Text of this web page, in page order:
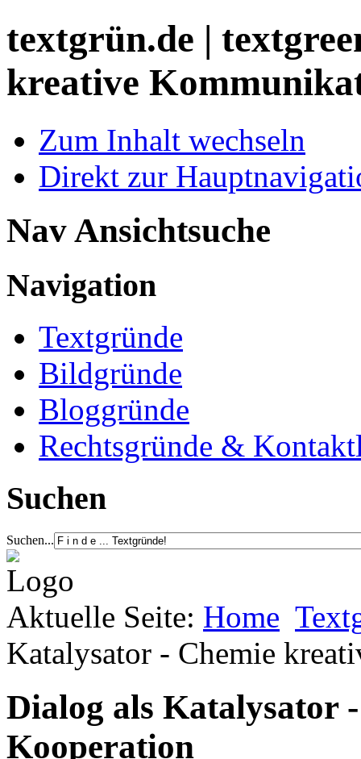
textgrün.de |
kreative
Zum Inhalt wechseln
Direkt zur
Nav Ansichtsuche
Navigation
Textgründe
Bildgründe
Bloggründe
Rechtsgründe &
Suchen
Suchen...
Aktuelle Seite: Home
Katalysator - Chemie
Dialog als Katalysator
Kooperation